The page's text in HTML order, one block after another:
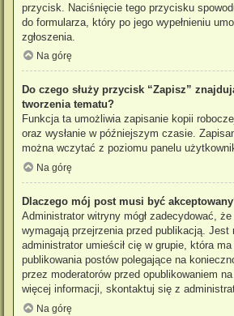
przycisk. Naciśnięcie tego przycisku
do formularza, który po jego wypełnieniu
zgłoszenia.
Na górę
Do czego służy przycisk “Zapisz”
tworzenia tematu?
Funkcja ta umożliwia zapisanie kopii
oraz wysłanie w późniejszym czasie.
można wczytać z poziomu panelu
Na górę
Dlaczego mój post musi być
Administrator witryny mógł zadecydować,
wymagają przejrzenia przed publikacją. Jest
administrator umieścił cię w grupie, która
publikowania postów polegające na
przez moderatorów przed opublikowaniem
więcej informacji, skontaktuj się z
Na górę